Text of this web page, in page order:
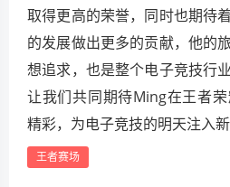
取得更高的荣誉，同时也期待
的发展做出更多的贡献，他的
想追求，也是整个电子竞技行
让我们共同期待Ming在王者
精彩，为电子竞技的明天注入新
王者赛场